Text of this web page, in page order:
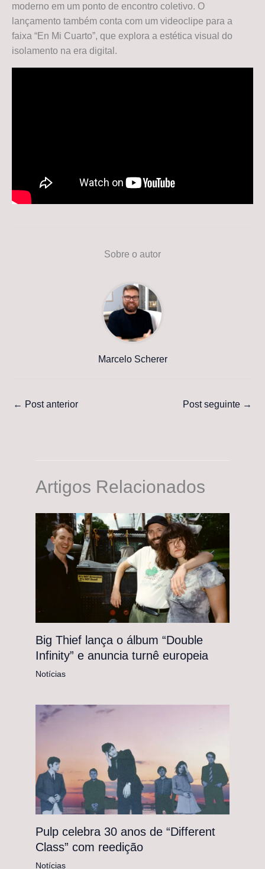
moderno em um ponto de encontro coletivo. O
lançamento também conta com um videoclipe para a
faixa “En Mi Cuarto”, que explora a estética visual do
isolamento na era digital.
Sobre o autor
Marcelo Scherer
← Post anterior Post seguinte →
Artigos Relacionados
Big Thief lança o álbum “Double
Infinity” e anuncia turnê europeia
Notícias
Pulp celebra 30 anos de “Different
Class” com reedição
Notícias